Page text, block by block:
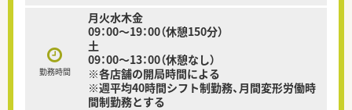
勤務時間
月火水木金
09：00～19：00（休憩150分）
土
09：00～13：00（休憩なし）
※各店舗の開局時間による
※週平均40時間シフト制勤務、月間変形労働時
間制勤務とする